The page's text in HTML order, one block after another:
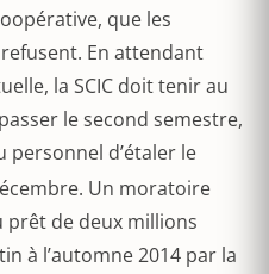
que les
En attendant
la SCIC doit tenir au
le second semestre,
personnel d’étaler le
Un moratoire
de deux millions
à l’automne 2014 par la